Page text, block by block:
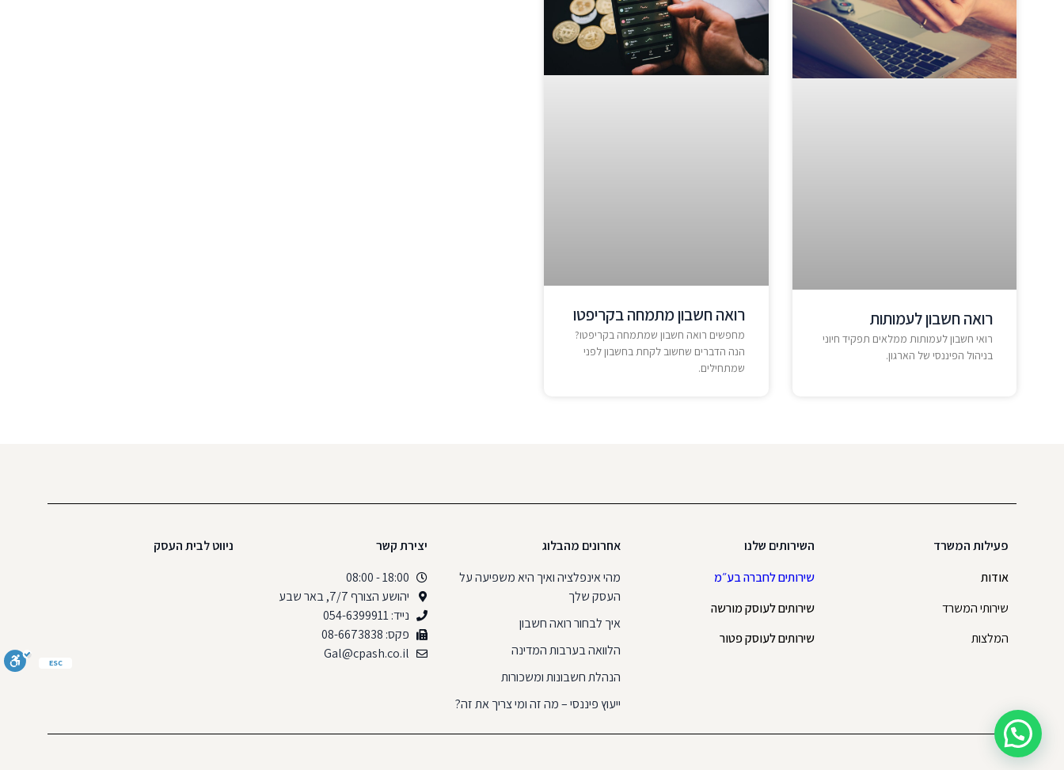
רואה חשבון לעמותות
רואי חשבון לעמותות ממלאים תפקיד חיוני
בניהול הפיננסי של הארגון.
רואה חשבון מתמחה בקריפטו
מחפשים רואה חשבון שמתמחה בקריפטו?
הנה הדברים שחשוב לקחת בחשבון לפני
שמתחילים.
פעילות המשרד
אודות
שירותי המשרד
המלצות
השירותים שלנו
שירותים לחברה בע״מ
שירותים לעוסק מורשה
שירותים לעוסק פטור
אחרונים מהבלוג
מהי אינפלציה ואיך היא משפיעה על
העסק שלך
איך לבחור רואה חשבון
הלוואה בערבות המדינה
הנהלת חשבונות ומשכורות
ייעוץ פיננסי – מה זה ומי צריך את זה?
יצירת קשר
18:00 - 08:00
יהושע הצורף 7/7, באר שבע
נייד: 054-6399911
פקס: 08-6673838
Gal@cpash.co.il
ניווט לבית העסק
ESC